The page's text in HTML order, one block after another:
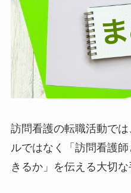
訪問看護の転職活動で
ルではなく「訪問看護
きるか」を伝える大切な